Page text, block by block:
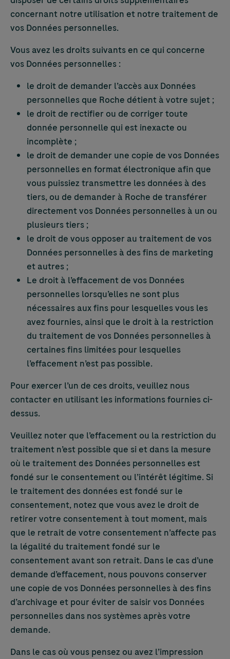
concernant notre utilisation et notre traitement de
vos Données personnelles.
Vous avez les droits suivants en ce qui concerne
vos Données personnelles :
le droit de demander l’accès aux Données
personnelles que Roche détient à votre sujet ;
le droit de rectifier ou de corriger toute
donnée personnelle qui est inexacte ou
incomplète ;
le droit de demander une copie de vos Données
personnelles en format électronique afin que
vous puissiez transmettre les données à des
tiers, ou de demander à Roche de transférer
directement vos Données personnelles à un ou
plusieurs tiers ;
le droit de vous opposer au traitement de vos
Données personnelles à des fins de marketing
et autres ;
Le droit à l’effacement de vos Données
personnelles lorsqu’elles ne sont plus
nécessaires aux fins pour lesquelles vous les
avez fournies, ainsi que le droit à la restriction
du traitement de vos Données personnelles à
certaines fins limitées pour lesquelles
l’effacement n’est pas possible.
Pour exercer l’un de ces droits, veuillez nous
contacter en utilisant les informations fournies ci-
dessus.
Veuillez noter que l’effacement ou la restriction du
traitement n’est possible que si et dans la mesure
où le traitement des Données personnelles est
fondé sur le consentement ou l’intérêt légitime. Si
le traitement des données est fondé sur le
consentement, notez que vous avez le droit de
retirer votre consentement à tout moment, mais
que le retrait de votre consentement n’affecte pas
la légalité du traitement fondé sur le
consentement avant son retrait. Dans le cas d’une
demande d’effacement, nous pouvons conserver
une copie de vos Données personnelles à des fins
d’archivage et pour éviter de saisir vos Données
personnelles dans nos systèmes après votre
demande.
Dans le cas où vous pensez ou avez l’impression